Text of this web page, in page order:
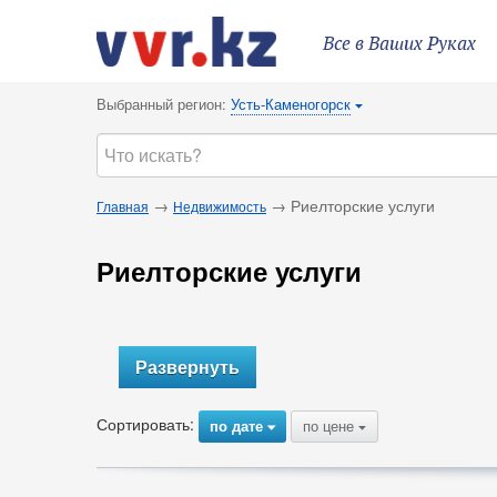
Все в Ваших Руках
Выбранный регион: Усть-Каменогорск {
Главная → Недвижимость → Риелторские услуги
Риелторские услуги
Развернуть
Сортировать: по дате{ по цене {